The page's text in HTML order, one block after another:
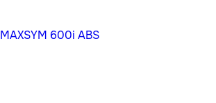
MAXSYM 600i ABS